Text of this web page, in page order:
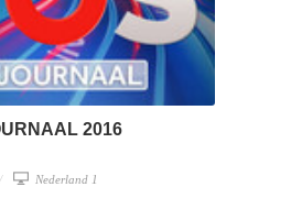
2016
Nederland 1